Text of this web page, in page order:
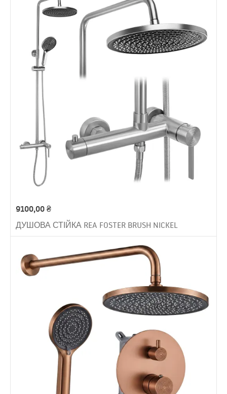
9100,00₴
ДУШОВА СТІЙКА REA FOSTER BRUSH NICKEL